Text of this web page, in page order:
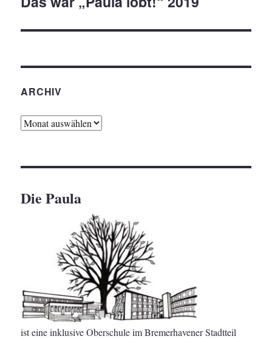
ARCHIV
Archiv
Die Paula
ist eine inklusive Oberschule im Bremerhavener Stadtteil